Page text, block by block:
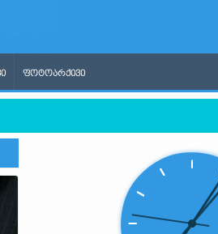
ᲤᲝᲢᲝᲐᲠᲥᲘᲕᲘ